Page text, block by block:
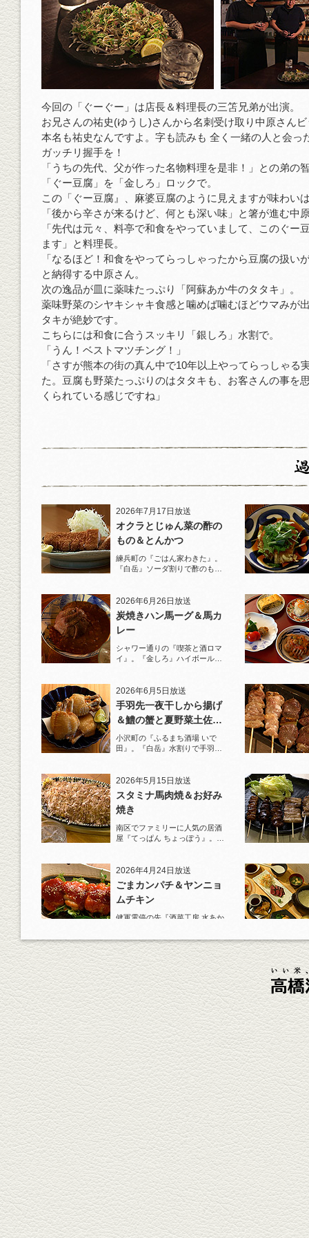
今回の「ぐーぐー」は店長＆料理長の三笘兄弟が出演。
お兄さんの祐史(ゆうし)さんから名刺受け取り中原さん
本名も祐史なんですよ。字も読みも 全く一緒の人と会っ
ガッチリ握手を！
「うちの先代、父が作った名物料理を是非！」との弟の
「ぐー豆腐」を「金しろ」ロックで。
この「ぐー豆腐』、麻婆豆腐のように見えますが味わい
「後から辛さが来るけど、何とも深い味」と箸が進む中
「先代は元々、料亭で和食をやっていまして、このぐー
ます」と料理長。
「なるほど！和食をやってらっしゃったから豆腐の扱い
と納得する中原さん。
次の逸品が皿に薬味たっぷり「阿蘇あか牛のタタキ」。
薬味野菜のシヤキシャキ食感と噛めば噛むほどウマみが
タキが絶妙です。
こちらには和食に合うスッキリ「銀しろ」水割で。
「うん！ベストマツチング！」
「さすが熊本の街の真ん中で10年以上やってらっしゃる
た。豆腐も野菜たっぷりのはタタキも、お客さんの事を
くられている感じですね」
2026年7月17日放送
オクラとじゅん菜の酢の
もの＆とんかつ
練兵町の『ごはん家わきた』。
『白岳』ソーダ割りで酢のもの
2026年6月26日放送
炭焼きハン馬ーグ＆馬カ
レー
シャワー通りの『喫茶と酒ロマ
イ』。『金しろ』ハイボールで
2026年6月5日放送
手羽先一夜干しから揚げ
＆鱧の蟹と夏野菜土佐酢
ジュレがけ
小沢町の『ふるまち酒場 いで
田』。『白岳』水割りで手羽先
2026年5月15日放送
スタミナ馬肉焼＆お好み
焼き
南区でファミリーに人気の居酒
屋『てっぱん ちょっぽう』。王
2026年4月24日放送
ごまカンパチ＆ヤンニョ
ムチキン
健軍電停の先『酒菜工房 水あか
杯！まずは『ごまカンパチ』を
肴に。
2026年4月3日放送
元祖 鶏焼売＆牛テールの
土鍋めし
健軍電停そば『湯気立つ料理』
が名物の『yuge(ゆげ)』へ。
『白岳』を使った『旨み緑茶
割』で乾杯！
2026年3月13日放送
焼鳥おまかせ８本
健軍自衛隊通り『焼鳥 菖蒲谷』
で最高級の焼鳥を味わう。『銀
しろ...
2026年2月20日放送
1000円で飲めますｾｯﾄ＆
至福のﾊﾑｶﾂ など
東区の健軍電停のそば『居酒屋
食堂いしばしさん家』は、賑や
かでお...
2026年1月30日放送